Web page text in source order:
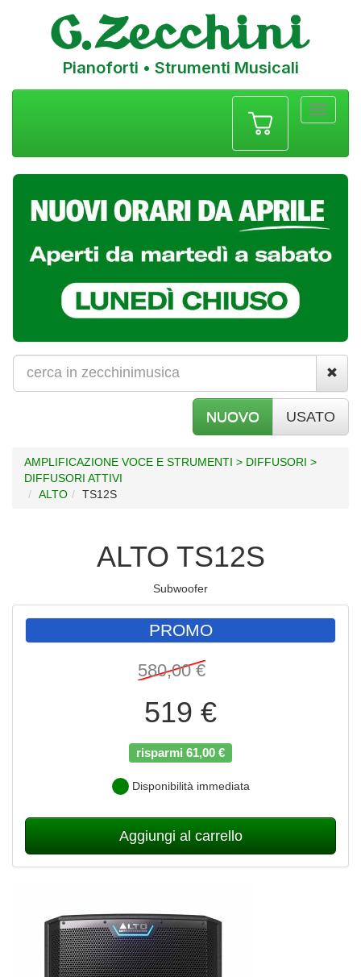
Pianoforti • Strumenti Musicali
NUOVO USATO
AMPLIFICAZIONE VOCE E STRUMENTI > DIFFUSORI >
DIFFUSORI ATTIVI
ALTO
TS12S
ALTO TS12S
Subwoofer
PROMO
580,00 €
519 €
risparmi 61,00 €
Disponibilità immediata
Aggiungi al carrello